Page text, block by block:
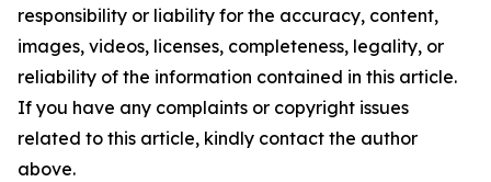
responsibility or liability for the accuracy, content,
images, videos, licenses, completeness, legality, or
reliability of the information contained in this article.
If you have any complaints or copyright issues
related to this article, kindly contact the author
above.